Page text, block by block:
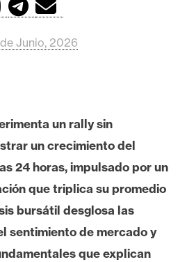
Junio, 2026
un rally sin
un crecimiento del
24 horas, impulsado por un
que triplica su promedio
bursátil desglosa las
sentimiento de mercado y
que explican